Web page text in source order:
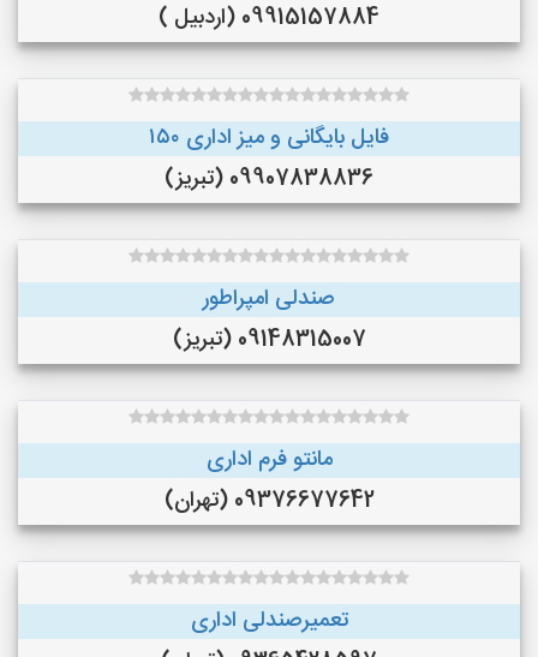
09915157884 (اردبیل )
فایل بایگانی و میز اداری ۱۵۰
09907838836 (تبریز)
صندلی امپراطور
09148315007 (تبریز)
مانتو فرم اداری
09376677642 (تهران)
تعمیرصندلی اداری